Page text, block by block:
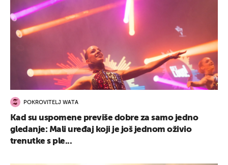
POKROVITELJ WATA
Kad su uspomene previše dobre za samo jedno
gledanje: Mali uređaj koji je još jednom oživio
trenutke s ple...